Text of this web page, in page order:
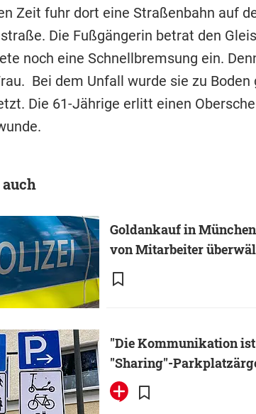
Zeit fuhr dort eine Straßenbahn auf
Die Fußgängerin betrat den
noch eine Schnellbremsung ein.
Bei dem Unfall wurde sie zu
Die 61-Jährige erlitt einen
auch
Goldankauf in
von Mitarbeiter
"Die Kommunikation
"Sharing"-